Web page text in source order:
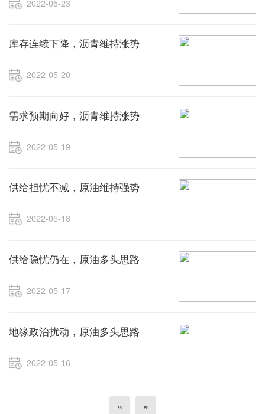
2022-05-23
库存连续下降，沥青维持涨势
2022-05-20
需求预期向好，沥青维持涨势
2022-05-19
供给担忧不减，原油维持强势
2022-05-18
供给隐忧仍在，原油多头思路
2022-05-17
地缘政治扰动，原油多头思路
2022-05-16
« »